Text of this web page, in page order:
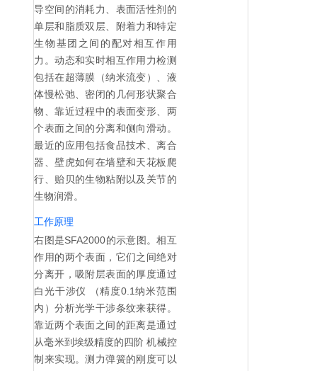
导空间的消耗力、表面活性剂的
单层和脂质双层、附着力和特定
生物基团之间的配对相互作用
力。动态和实时相互作用力检测
包括在超薄膜（纳米流变）、液
体慢松弛、密闭的几何形状聚合
物、靠近过程中的表面变形、两
个表面之间的分离和侧向滑动。
最近的应用包括食品技术、离合
器、壁虎如何在墙壁和天花板爬
行、贻贝的生物粘附以及关节的
生物润滑。
工作原理
右图是SFA2000的示意图。相互
作用的两个表面，它们之间绝对
分离开，吸附层表面的厚度通过
白光干涉仪 （精度0.1纳米范围
内）分析光学干涉条纹来获得。
靠近两个表面之间的距离是通过
从毫米到埃级精度的四阶 机械控
制来实现。测力弹簧的刚度可以